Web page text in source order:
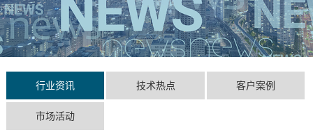
行业资讯 技术热点 客户案例
市场活动